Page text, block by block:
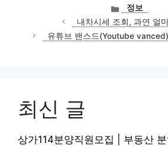
카
테
고
리
정보
내차시세 조회, 과연 얼
유튜브 밴스드(Youtube
최신 글
상가114분양직원모집 | 부동산